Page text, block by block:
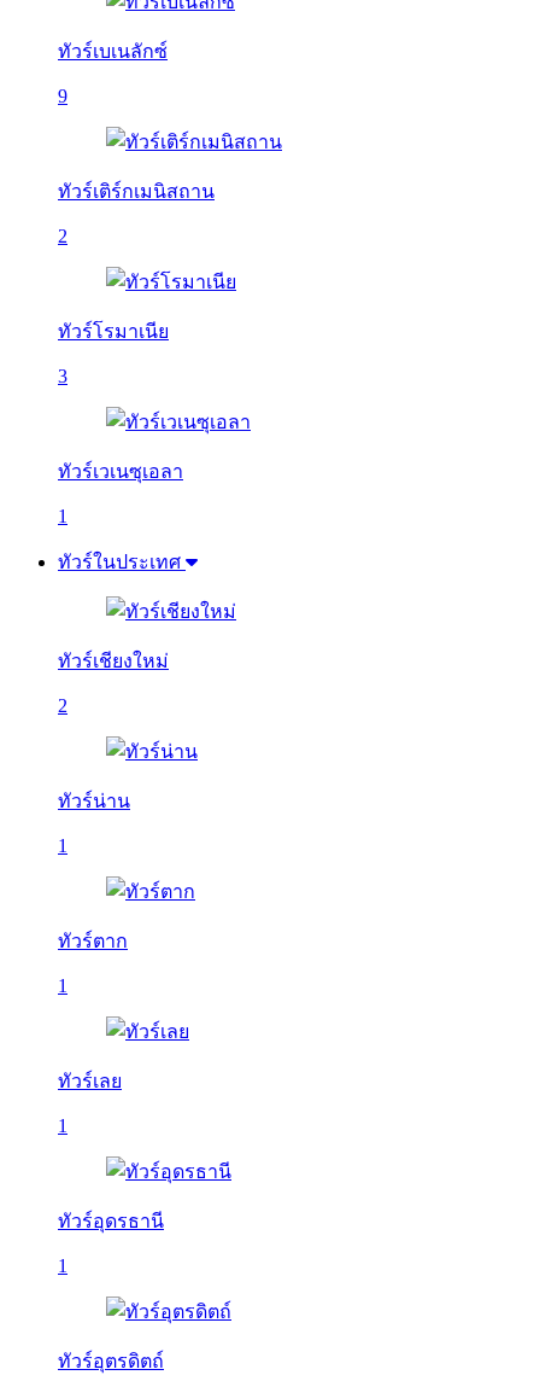
ทัวร์เบเนลักซ์
9
ทัวร์เติร์กเมนิสถาน
2
ทัวร์โรมาเนีย
3
ทัวร์เวเนซุเอลา
1
ทัวร์ในประเทศ
ทัวร์เชียงใหม่
2
ทัวร์น่าน
1
ทัวร์ตาก
1
ทัวร์เลย
1
ทัวร์อุดรธานี
1
ทัวร์อุตรดิตถ์